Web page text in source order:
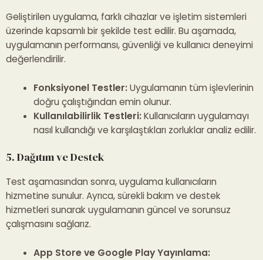
Geliştirilen uygulama, farklı cihazlar ve işletim sistemleri
üzerinde kapsamlı bir şekilde test edilir. Bu aşamada,
uygulamanın performansı, güvenliği ve kullanıcı deneyimi
değerlendirilir.
Fonksiyonel Testler:Uygulamanın tüm işlevlerinin
doğru çalıştığından emin olunur.
Kullanılabilirlik Testleri:Kullanıcıların uygulamayı
nasıl kullandığı ve karşılaştıkları zorluklar analiz edilir.
5. Dağıtım ve Destek
Test aşamasından sonra, uygulama kullanıcıların
hizmetine sunulur. Ayrıca, sürekli bakım ve destek
hizmetleri sunarak uygulamanın güncel ve sorunsuz
çalışmasını sağlarız.
App Store ve Google Play Yayınlama: